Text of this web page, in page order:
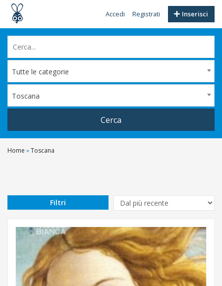
Inserisci
Accedi Registrati
Tutte le categorie
Toscana
Cerca
Da
€
€
Home »Toscana
Filtri